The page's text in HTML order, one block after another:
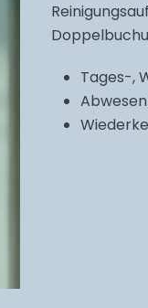
Tages-,